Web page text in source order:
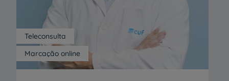
Marcação online
Teleconsulta